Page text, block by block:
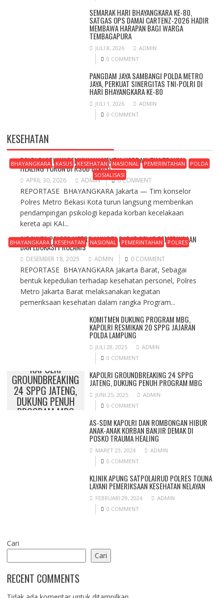
SEMARAK HARI BHAYANGKARA KE-80,
SATGAS OPS DAMAI CARTENZ-2026 HADIR
MEMBAWA HARAPAN BAGI WARGA
TEMBAGAPURA
JULI 8, 2026
ADMIN
0 COMMENT
PANGDAM JAYA SAMBANGI POLDA METRO
JAYA, PERKUAT SINERGITAS TNI-POLRI DI
HARI BHAYANGKARA KE-80
JULI 1, 2026
ADMIN
0 COMMENT
KESEHATAN
BHAYANGKARA KASUS KESEHATAN NASIONAL PEMERINTAHAN
POLDA
SOSIALISASI
POLRI PASTIKAN PEMULIHAN MENTAL KORBAN, TIM TRAUMA
HEALING TURUN DI RSUD BEKASI
APRIL 30, 2026 ADMIN 0 COMMENT
REPORTASE BHAYANGKARA Jakarta — Tim konselor
Polres Metro Bekasi Kota turun langsung memberikan
pendampingan psikologi kepada korban kecelakaan
kereta api KAI...
BHAYANGKARA KESEHATAN NASIONAL PEMERINTAHAN POLRES
SIDOKKES POLRES METRO JAKARTA BARAT GELAR PEMERIKSAAN
DAN EDUKASI PROLANIS
DESEMBER 18, 2025 ADMIN 0 COMMENT
REPORTASE BHAYANGKARA Jakarta Barat, Sebagai
bentuk kepedulian terhadap kesehatan personel, Polres
Metro Jakarta Barat melaksanakan kegiatan
pemeriksaan kesehatan dalam rangka Program...
KOMITMEN DUKUNG PROGRAM MBG,
KAPOLRI RESMIKAN 20 SPPG JAJARAN
POLDA LAMPUNG
JULI 28, 2025
ADMIN
0 COMMENT
KAPOLRI
GROUNDBREAKING
24 SPPG JATENG,
DUKUNG PENUH
PROGRAM MBG
KAPOLRI GROUNDBREAKING 24 SPPG
JATENG, DUKUNG PENUH PROGRAM MBG
JUNI 25, 2025
ADMIN
0 COMMENT
AS-SDM KAPOLRI DAN ROMBONGAN HIBUR
ANAK-ANAK KORBAN BANJIR DEMAK DI
POSKO TRAUMA HEALING
MARET 23, 2024
ADMIN
0 COMMENT
KLINIK APUNG SATPOLAIRUD POLRES TOUNA
LAYANI PEMERIKSAAN KESEHATAN NELAYAN
FEBRUARI 29, 2024
ADMIN
0 COMMENT
Cari
Cari
RECENT COMMENTS